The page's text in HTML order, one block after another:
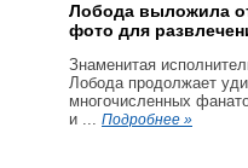
Лобода выложила
фото для
Знаменитая
Лобода продолжает
многочисленных
и ... Подробнее »